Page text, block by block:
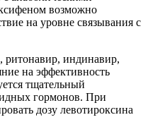
возможно
на уровне связывания с
индинавир,
на эффективность
тщательный
гормонов. При
дозу левотироксина